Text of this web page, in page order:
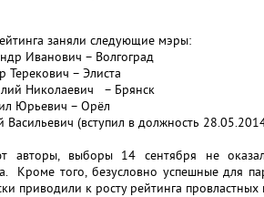
заняли следующие мэры:
Иванович – Волгоград
Терекович – Элиста
Николаевич – Брянск
Юрьевич – Орёл
(вступил в должность
авторы, выборы 14 сентября не
Кроме того, безусловно успешные для
приводили к росту рейтинга